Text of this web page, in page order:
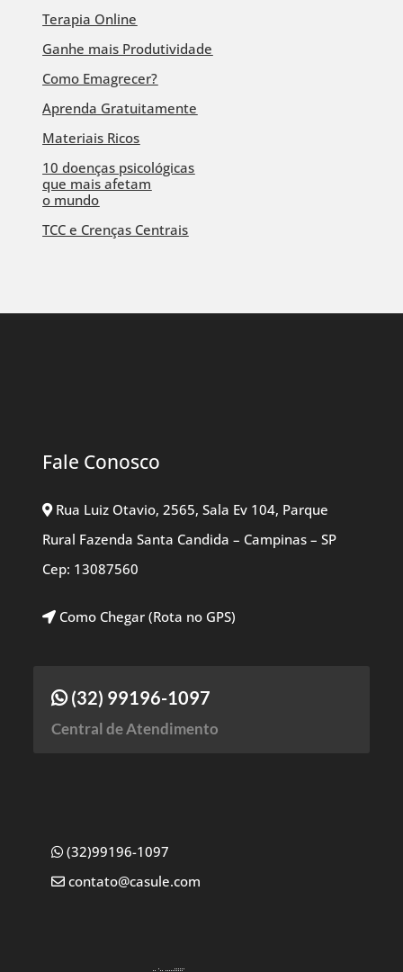
Terapia Online
Ganhe mais Produtividade
Como Emagrecer?
Aprenda Gratuitamente
Materiais Ricos
10 doenças psicológicas
que mais afetam
o mundo
TCC e Crenças Centrais
Fale Conosco
Rua Luiz Otavio, 2565, Sala Ev 104, Parque
Rural Fazenda Santa Candida – Campinas – SP
Cep: 13087560
Como Chegar (Rota no GPS)
(32) 99196-1097
Central de Atendimento
(32)99196-1097
contato@casule.com